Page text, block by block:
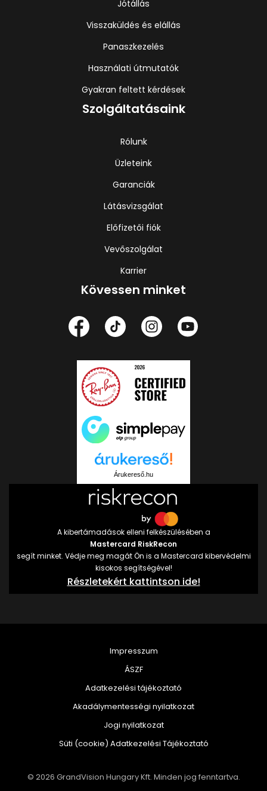
Jótállás
Visszaküldés és elállás
Panaszkezelés
Használati útmutatók
Gyakran feltett kérdések
Szolgáltatásaink
Rólunk
Üzleteink
Garanciák
Látásvizsgálat
Előfizetői fiók
Vevőszolgálat
Karrier
Kövessen minket
Árukereső.hu
A kibertámadások elleni felkészülésében a
Mastercard RiskRecon
segít minket. Védje meg magát Ön is a Mastercard kibervédelmi
kisokos segítségével!
Részletekért kattintson ide!
© 2026 GrandVision Hungary Kft. Minden jog fenntartva.
Impresszum
ÁSZF
Adatkezelési tájékoztató
Akadálymentességi nyilatkozat
Jogi nyilatkozat
Süti (cookie) Adatkezelési Tájékoztató